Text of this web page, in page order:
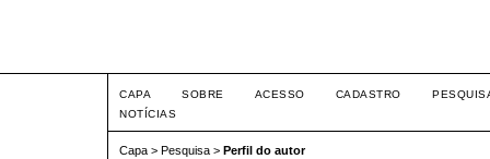
CAPA SOBRE ACESSO CADASTRO
NOTÍCIAS
Capa > Pesquisa > Perfil do autor